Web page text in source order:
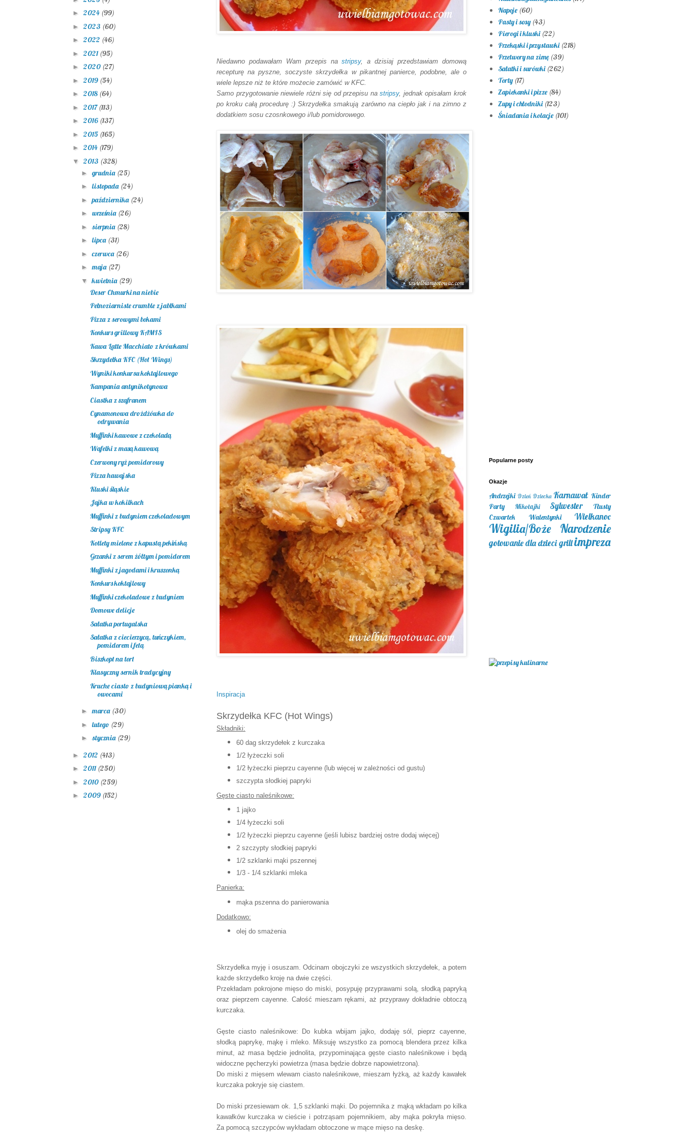
Niedawno podawałam Wam przepis nastripsy, a dzisiajprzedstawiamdomową
recepturę na pyszne, soczyste skrzydełka w pikantnej panierce, podobne, ale o
wiele lepsze niż te które możecie zamówić w KFC.
Samo przygotowanie niewiele różni się odprzepisu nastripsy, jednakopisałam krok
po kroku całą procedurę :) Skrzydełkasmakują zarówno na ciepło jak i na zimno z
dodatkiem sosu czosnkowego i/lub pomidorowego.
Inspiracja
Skrzydełka KFC (Hot Wings)
Składniki:
60 dagskrzydełek z kurczaka
1/2 łyżeczki sol i
1/2łyżeczki pieprzu cayenne (lub więcej w zależności od gustu)
szczypta słodkiej papryki
Gęste ciasto naleśnikowe:
1 jajko
1/4 łyżeczki soli
1 /2 łyżeczki pieprzu cayenne (jeśli lubisz bardziej ostre dodaj więcej)
2 szczypty słodkiej papryki
1/2 szklanki mąki pszennej
1/3 - 1/4 szklanki mleka
Panierka:
mąka pszenna do panierowania
Dodatkowo:
olej do smażenia
Skrzydełka myję i osuszam. Odcinam obojczyki ze wszystkich skrzydełek , a potem
każde skrzydełko kroję na dwie części.
Przekładam pokrojone mięso do miski, posypuję przyprawami solą, słodką papryką
oraz pieprzem cayenne. Całość mieszam rękami, aż przyprawy dokładnie obtoczą
kurczaka.
Gęste ciasto naleśnikowe: Do kubka wbijam jajko, dodaję sól, pieprz cayenne,
słodką paprykę, mąkę i mleko. Miksuję wszystko za pomocą bl endera przez kilka
minut, aż masa będzie jednolita , przypominająca gęste ciasto naleśnikowe i będą
widoczne pęcherzyki powietrza (masa będzie dobrze napowietrzona).
Do miski z mięsem wlewam ciasto naleśnikowe, mieszam łyżką, aż każdy kawałek
kurczaka pokryje się ciastem.
Do miski przesiewam ok. 1,5 szklanki mąki. Do pojemnika z mąką wkładam po kilka
kawałków kurczaka w cieście i potrząsam pojemnikiem, aby mąka pokryła mięso.
Za pomocą szczypców wykładam obtoczone w mące mięso na des kę.
► 2024 (99)
► 2023 (60)
► 2022 (46)
► 2021 (95)
► 2020 (27)
► 2019 (54)
► 2018 (64)
► 2017(113)
► 2016 (137)
► 2015 (165)
► 2014 (179)
▼ 2013 (328)
► grudnia (25)
► listopada (24)
►października (24)
► września (26)
► sierpnia (28)
► lipca (31)
►czerwca (26)
►maja (27)
▼kwietnia (29)
Deser Chmurki na niebie
Pełnoziarniste crumble z jabłkami
Pizza z serowymi bokami
Konkurs grillowy KAMIS
Kawa Latte Macchiato z krówkami
Skrzydełka KFC (Hot Wings)
Wyniki konkursu koktajlowego
Kampania antynikotynowa
Ciastka z szafranem
Cynamonowa drożdżówka do
odrywania
Muffinki kawowe z czekoladą
Wafelki z masą kawową
Czerwony ryż pomidorowy
Pizza hawajska
Kluski śląskie
Jajka w kokilkach
Muffinki z budyniem czekoladowym
Stripsy KFC
Kotlety mielone z kapustą pekińską
Grzanki z serem żółtym i pomidorem
Muffinki z jagodami i kruszonką
Konkurs koktajlowy
Muffinki czekoladowe z budyniem
Domowe delicje
Sałatka portugalska
Sałatka z ciecierzycą, tuńczykiem,
pomidorem i fetą
Biszkopt na tort
Klasyczny sernik tradycyjny
Kruche ciasto z budyniową pianką i
owocami
►marca (30)
► lutego (29)
► stycznia (29)
► 2012 (413)
► 2011 (250)
► 2010 (259)
► 2009 (152)
Napoje (60)
Pasty i sosy (43)
Pierogi i kluski (22)
Przekąski i przystawki (218)
Przetwory na zimę (39)
Sałatki i surówki (262)
Torty (17)
Zapiekanki i pizze (84)
Zupy i chłodniki (123)
Śniadania i kolacje (101)
Popularne posty
Okazje
Andrzejki Dzień Dziecka Karnawał Kinder
Party
Mikołajki Sylwester
Tłusty
Czwartek
Walentynki Wielkanoc
Wigilia/Boże Narodzenie
gotowanie dla dziecigrillimpreza